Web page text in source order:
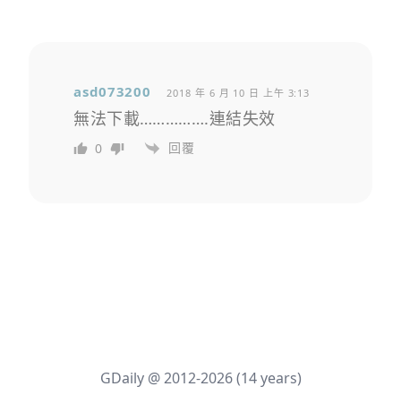
asd073200 2018 年 6 月 10 日 上午 3:13
無法下載…………….連結失效
0 回覆
GDaily @ 2012-2026 (14 years)